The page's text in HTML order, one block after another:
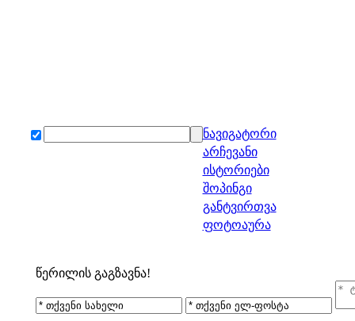
ნავიგატორი
არჩევანი
ისტორიები
შოპინგი
განტვირთვა
ფოტოაურა
წერილის გაგზავნა!